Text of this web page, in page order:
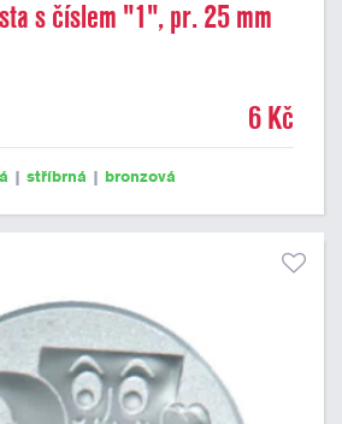
s číslem "1", pr. 25 mm
6 Kč
| stříbrná | bronzová